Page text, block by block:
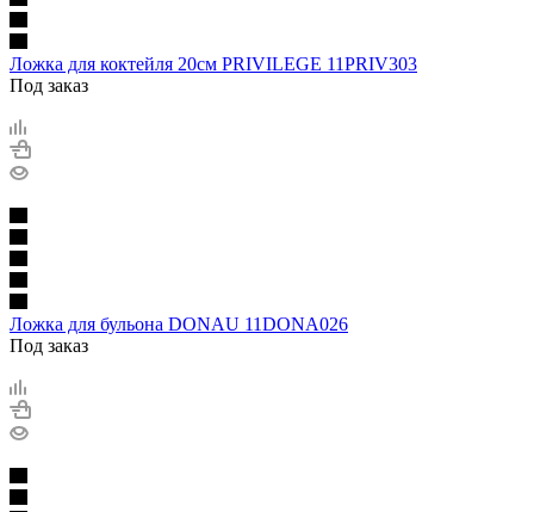
Ложка для коктейля 20см PRIVILEGE 11PRIV303
Под заказ
Ложка для бульона DONAU 11DONA026
Под заказ